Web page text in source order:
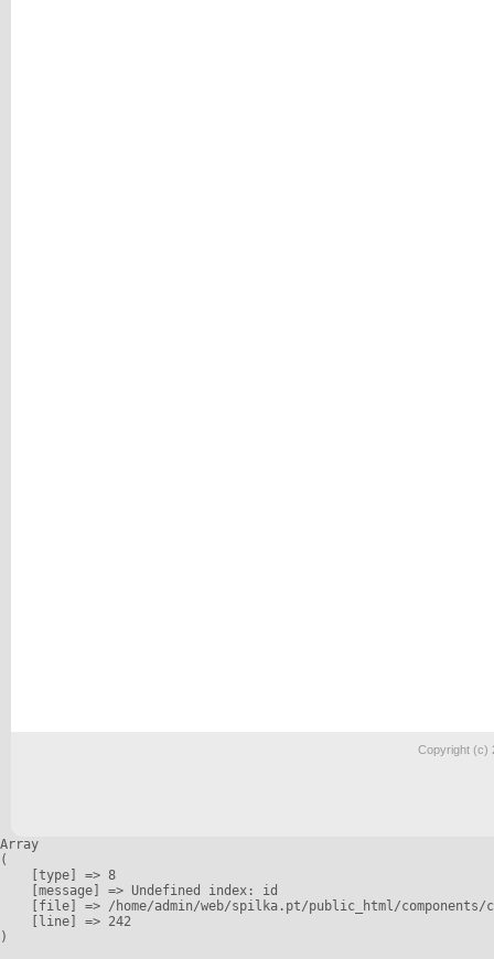
Copyright (c)
Array
(
    [type] => 8
    [message] => Undefined index: id
[file] => /home/admin/web/spilka.pt/public_html/
    [line] => 242